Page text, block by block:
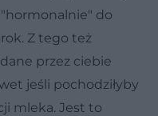
do
Z tego też
przez ciebie
jeśli pochodziłyby
mleka. Jest to